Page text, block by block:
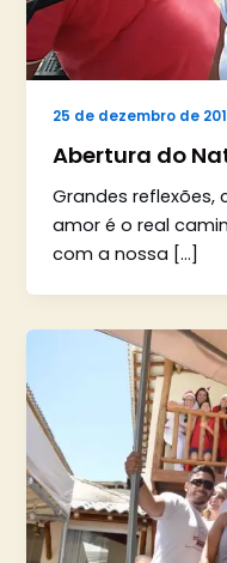
25 de dezembro de
Abertura do
Grandes reflexões,
amor é o real
com a nossa […]